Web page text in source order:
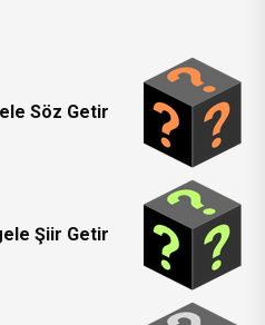
Söz Getir
Şiir Getir